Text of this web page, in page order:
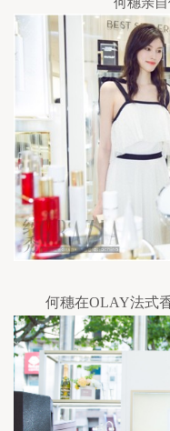
何穗在OLAY法式